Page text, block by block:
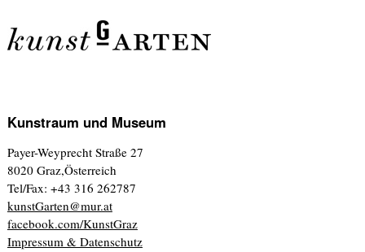
Kunstraum und Museum
Payer-Weyprecht Straße 27
8020 Graz,Österreich
Tel/Fax: +43 316 262787
kunstGarten@mur.at
facebook.com/KunstGraz
Impressum & Datenschutz